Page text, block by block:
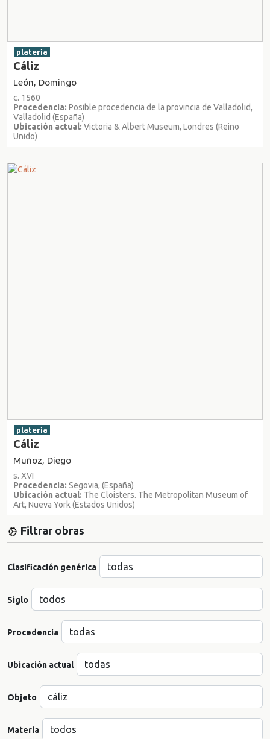
platería
Cáliz
León, Domingo
c. 1560
Procedencia: Posible procedencia de la provincia de Valladolid,
Valladolid (España)
Ubicación actual: Victoria & Albert Museum, Londres (Reino
Unido)
platería
Cáliz
Muñoz, Diego
s. XVI
Procedencia: Segovia, (España)
Ubicación actual: The Cloisters. The Metropolitan Museum of
Art, Nueva York (Estados Unidos)
Filtrar obras
Clasificación genérica
Siglo
Procedencia
Ubicación actual
Objeto
Materia